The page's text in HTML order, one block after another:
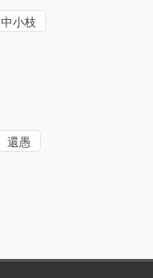
小枝
還愚